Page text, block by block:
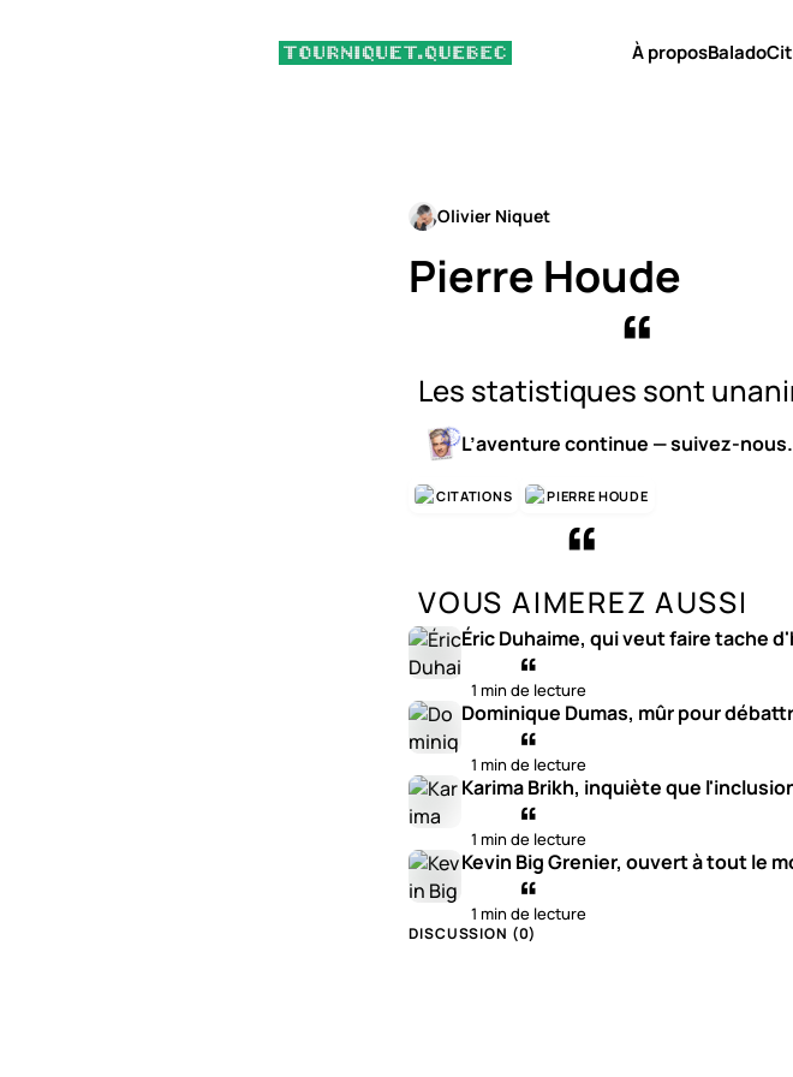
À proposBalado
Olivier Niquet
Pierre Houde
Les statistiques sont
L’aventure continue — suivez-nous.
CITATIONS PIERRE HOUDE
VOUS AIMEREZ AUSSI
Éric Duhaime, qui veut faire tache
1 min de lecture
Dominique Dumas, mûr pour
1 min de lecture
Karima Brikh, inquiète que
1 min de lecture
Kevin Big Grenier, ouvert à tout le
1 min de lecture
DISCUSSION (0)